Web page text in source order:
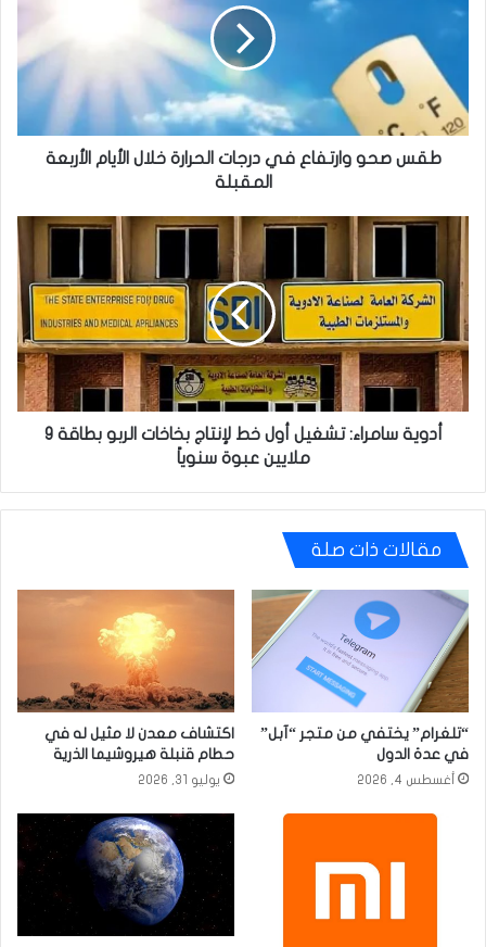
في
الحرارة
خلال
الأيام
الأربعة
المقبلةطقس صحو وارتفاع في درجات الحرارة خلال الأيام الأربعة
المقبلة
أدوية
سامراء:
تشغيل
أول
خط
لإنتاج
بخاخات
الربو
بطاقة
أدوية سامراء: تشغيل أول خط لإنتاج بخاخات الربو بطاقة 9
ملايين عبوة سنوياً
مقالات ذات صلة
“تلغرام” يختفي من متجر “آبل”
في عدة الدول
أغسطس 4, 2026
اكتشاف معدن لا مثيل له في
حطام قنبلة هيروشيما الذرية
يوليو 31, 2026